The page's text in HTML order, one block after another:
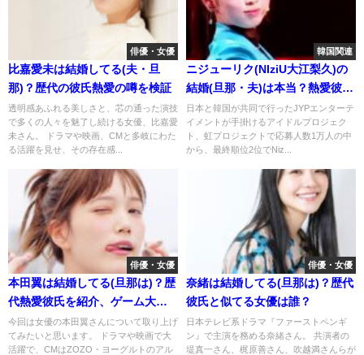
俳優・女優
比嘉愛未は結婚してる(夫・旦
那)？歴代の彼氏熱愛の噂を検証
透明感あふれる美しさと、芯の通った演技
で多くの人々を魅了し続ける女優、比嘉愛
未さん。 ドラマや映画、CMと多岐にわた
る活躍を見せ、その存在感...
韓国関連
ニジューリク(NIziU大江梨久)の
結婚(旦那・夫)は本当？熱愛彼氏
の噂と目は整形？
日本と韓国が共同で行ったJYPエンターテ
イメントが手掛けるアイドルプロジェク
ト、虹プロジェクトで応募人数1万人の中
から、最終順位2位でNiz...
俳優・女優
本田翼は結婚してる(旦那は)？歴
代熱愛彼氏を紹介、ゲーム大好
きゲーマー
今回は女優の本田翼さんについて取り上げ
てみたいと思います。 ドラマや映画で大
活躍で、CMはZOZO・ヨーグルトのアル
俳優・女優
奈緒は結婚してる(旦那は)？歴代
彼氏と似てる女優は誰？
日本テレビ系ドラマ『ファーストペンギ
ン』で主演を務める奈緒さん。 共演者の
堤真一さん、梶原善さん、吹越満さんらが